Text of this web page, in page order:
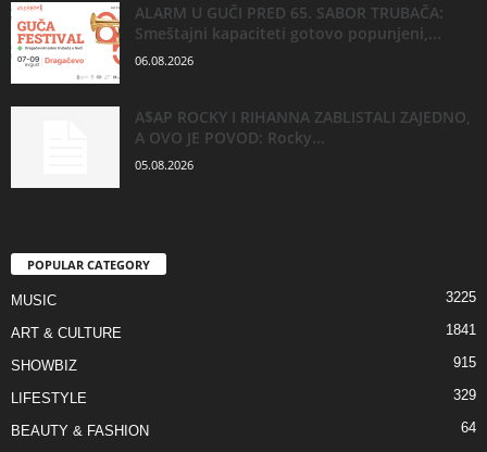
ALARM U GUČI PRED 65. SABOR TRUBAČA:
Smeštajni kapaciteti gotovo popunjeni,...
06.08.2026
A$AP ROCKY I RIHANNA ZABLISTALI ZAJEDNO,
A OVO JE POVOD: Rocky...
05.08.2026
POPULAR CATEGORY
MUSIC 3225
ART & CULTURE 1841
SHOWBIZ 915
LIFESTYLE 329
BEAUTY & FASHION 64